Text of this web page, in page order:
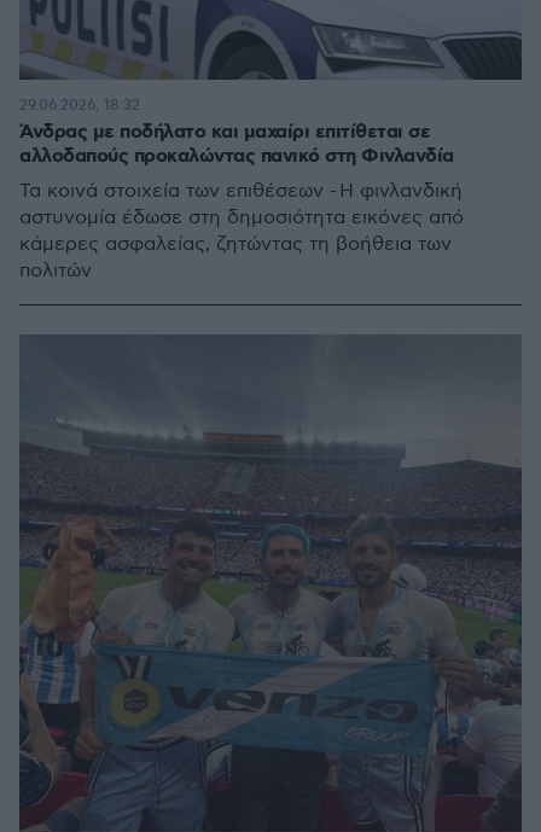
Άνδρας με ποδήλατο και μαχαίρι επιτίθεται σε
αλλοδαπούς προκαλώντας πανικό στη Φινλανδία
Τα κοινά στοιχεία των επιθέσεων - Η φινλανδική
αστυνομία έδωσε στη δημοσιότητα εικόνες από
κάμερες ασφαλείας, ζητώντας τη βοήθεια των
πολιτών
29.06.2026, 18:32